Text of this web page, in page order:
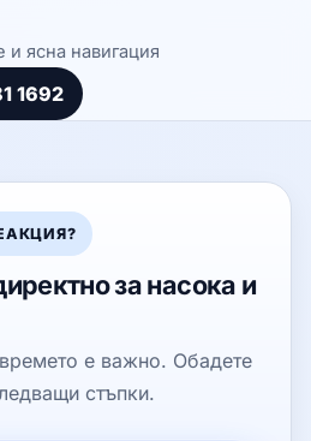
ясна навигация
1692
за насока и
е важно. Обадете
стъпки.